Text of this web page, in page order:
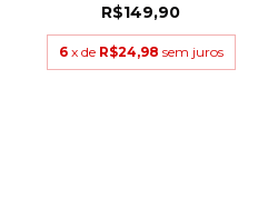
R$149,90
6 x de R$24,98 sem juros